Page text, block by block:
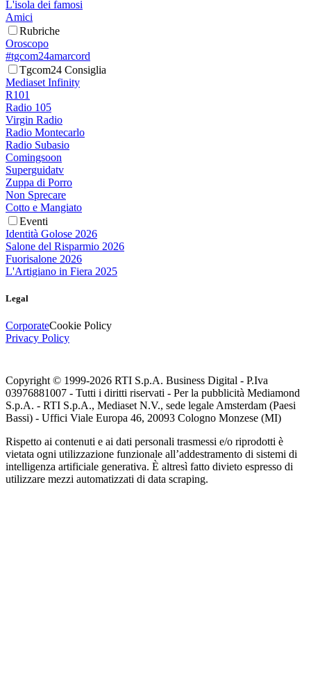
L'isola dei famosi
Amici
Rubriche
Oroscopo
#tgcom24amarcord
Tgcom24 Consiglia
Mediaset Infinity
R101
Radio 105
Virgin Radio
Radio Montecarlo
Radio Subasio
Comingsoon
Superguidatv
Zuppa di Porro
Non Sprecare
Cotto e Mangiato
Eventi
Identità Golose 2026
Salone del Risparmio 2026
Fuorisalone 2026
L'Artigiano in Fiera 2025
Legal
CorporateCookie Policy
Privacy Policy
Copyright © 1999-2026 RTI S.p.A. Business Digital - P.Iva
03976881007 - Tutti i diritti riservati - Per la pubblicità Mediamond
S.p.A. - RTI S.p.A., Mediaset N.V., sede legale Amsterdam (Paesi
Bassi) - Uffici Viale Europa 46, 20093 Cologno Monzese (MI)
Rispetto ai contenuti e ai dati personali trasmessi e/o riprodotti è
vietata ogni utilizzazione funzionale all’addestramento di sistemi di
intelligenza artificiale generativa. È altresì fatto divieto espresso di
utilizzare mezzi automatizzati di data scraping.